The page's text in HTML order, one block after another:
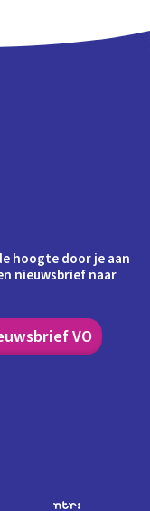
hoogte door je aan
nieuwsbrief naar
VO